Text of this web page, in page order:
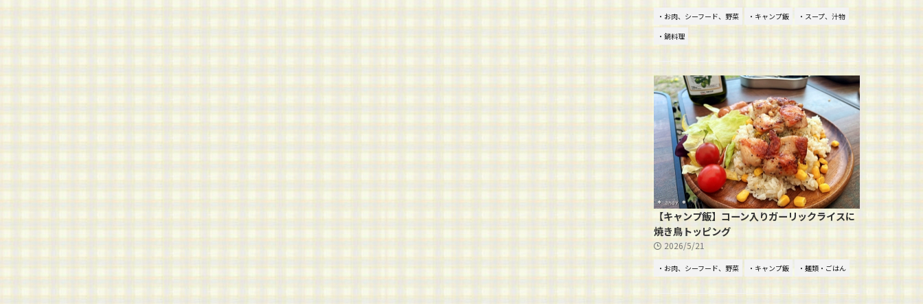
・お肉、シーフード、野菜 ・キャンプ飯
・スープ、汁物
・鍋料理
【キャンプ飯】コーン入りガーリックライスに
焼き鳥トッピング
2026/5/21
・お肉、シーフード、野菜 ・キャンプ飯 ・麺類・ごはん